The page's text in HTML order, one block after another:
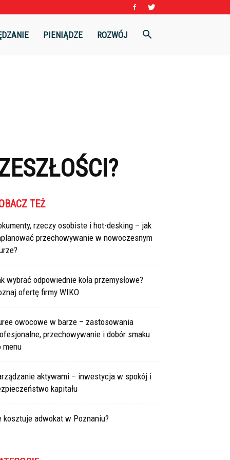
PIENIĄDZE ROZWÓJ
TEŻ
rzeczy osobiste i hot-desking – jak
przechowywanie w nowoczesnym
wybrać odpowiednie koła przemysłowe?
ofertę firmy WIKO
owocowe w barze – zastosowania
przechowywanie i dobór smaku
menu
aktywami – inwestycja w spokój i
kapitału
kosztuje adwokat w Poznaniu?